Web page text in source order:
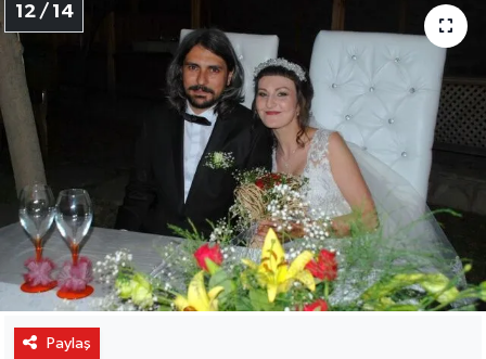
12 / 14
Paylaş